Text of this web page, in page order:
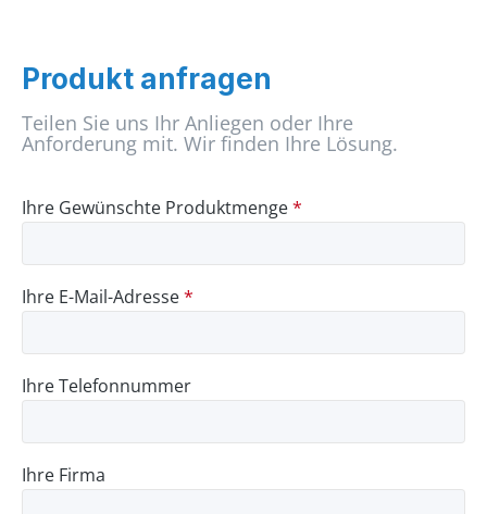
Produkt anfragen
Teilen Sie uns Ihr Anliegen oder Ihre
Anforderung mit. Wir finden Ihre Lösung.
Ihre Gewünschte Produktmenge*
Ihre E-Mail-Adresse*
Ihre Telefonnummer
Ihre Firma